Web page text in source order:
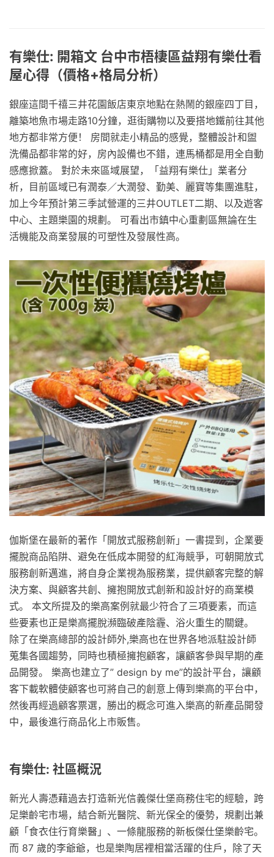
有樂仕: 開箱文 台中市梧棲區益翔有樂仕看
屋心得（價格+格局分析）
銀座這間千禧三井花園飯店東京地點在熱鬧的銀座四丁目，
離築地魚市場走路10分鐘，逛街購物以及要搭地鐵前往其他
地方都非常方便！ 房間就走小精品的感覺，整體設計和盥
洗備品都非常的好，房內設備也不錯，連馬桶都是用全自動
感應掀蓋。 對於未來區域展望，「益翔有樂仕」業者分
析，目前區域已有潤泰／大潤發、勤美、麗寶等集團進駐，
加上今年預計第三季試營運的三井OUTLET二期、以及遊客
中心、主題樂園的規劃。 可看出市鎮中心重劃區無論在生
活機能及商業發展的可塑性及發展性高。
伽斯堡在最新的著作「開放式服務創新」一書提到，企業要
擺脫商品陷阱、避免在低成本開發的紅海競爭，可朝開放式
服務創新邁進，將自身企業視為服務業，提供顧客完整的解
決方案、與顧客共創、擁抱開放式創新和設計好的商業模
式。 本文所提及的樂高案例就最少符合了三項要素，而這
些要素也正是樂高擺脫瀕臨破產陰霾、浴火重生的關鍵。
除了在樂高總部的設計師外,樂高也在世界各地派駐設計師
蒐集各國趨勢，同時也積極擁抱顧客，讓顧客參與早期的產
品開發。 樂高也建立了” design by me”的設計平台，讓顧
客下載軟體使顧客也可將自己的創意上傳到樂高的平台中，
然後再經過顧客票選，勝出的概念可進入樂高的新產品開發
中，最後進行商品化上市販售。
有樂仕: 社區概況
新光人壽憑藉過去打造新光信義傑仕堡商務住宅的經驗，跨
足樂齡宅市場，結合新光醫院、新光保全的優勢，規劃出兼
顧「食衣住行育樂醫」、一條龍服務的新板傑仕堡樂齡宅。
而 87 歲的李爺爺，也是樂陶居裡相當活躍的住戶，除了天